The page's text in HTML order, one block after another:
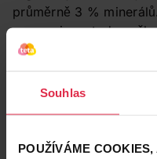
Souhlas
POUŽÍVÁME
průměrně 3 %
a organismu tedy